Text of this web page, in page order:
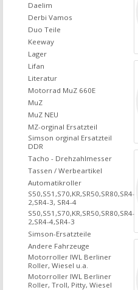
Daelim
Derbi Vamos
Duo Teile
Keeway
Lager
Lifan
Literatur
Motorrad MuZ 660E
MuZ
MuZ NEU
MZ-orginal Ersatzteil
Simson orginal Ersatzteil
DDR
Tacho - Drehzahlmesser
Tassen / Werbeartikel
Automatikroller
S50,S51,S70,KR,SR50,SR80,SR4-
2,SR4-3, SR4-4
S50,S51,S70,KR,SR50,SR80,SR4-
2,SR4-4,SR4-3
Simson-Ersatzteile
Andere Fahrzeuge
Motorroller IWL Berliner
Roller, Wiesel u.a.
Motorroller IWL Berliner
Roller, Troll, Pitty, Wiesel